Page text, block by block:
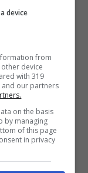
device
from
device
with 319
and our partners
on the basis
by managing
of this page
in privacy